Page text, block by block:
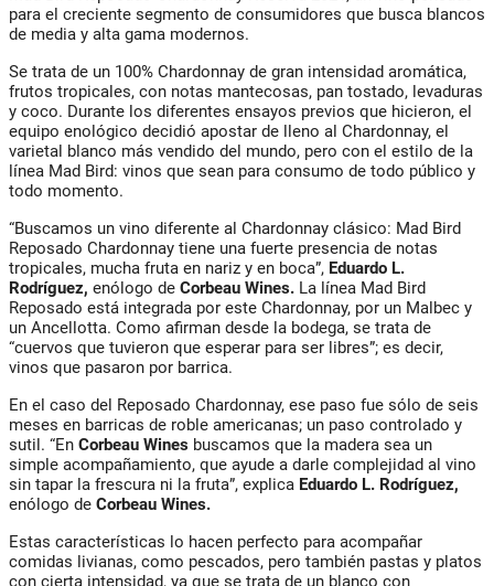
para el creciente segmento de consumidores que busca blancos
de media y alta gama modernos.
Se trata de un 100% Chardonnay de gran intensidad aromática,
frutos tropicales, con notas mantecosas, pan tostado, levaduras
y coco. Durante los diferentes ensayos previos que hicieron, el
equipo enológico decidió apostar de lleno al Chardonnay, el
varietal blanco más vendido del mundo, pero con el estilo de la
línea Mad Bird: vinos que sean para consumo de todo público y
todo momento.
“Buscamos un vino diferente al Chardonnay clásico: Mad Bird
Reposado Chardonnay tiene una fuerte presencia de notas
tropicales, mucha fruta en nariz y en boca”, Eduardo L.
Rodríguez, enólogo de Corbeau Wines. La línea Mad Bird
Reposado está integrada por este Chardonnay, por un Malbec y
un Ancellotta. Como afirman desde la bodega, se trata de
“cuervos que tuvieron que esperar para ser libres”; es decir,
vinos que pasaron por barrica.
En el caso del Reposado Chardonnay, ese paso fue sólo de seis
meses en barricas de roble americanas; un paso controlado y
sutil. “En Corbeau Wines buscamos que la madera sea un
simple acompañamiento, que ayude a darle complejidad al vino
sin tapar la frescura ni la fruta”, explica Eduardo L. Rodríguez,
enólogo de Corbeau Wines.
Estas características lo hacen perfecto para acompañar
comidas livianas, como pescados, pero también pastas y platos
con cierta intensidad, ya que se trata de un blanco con